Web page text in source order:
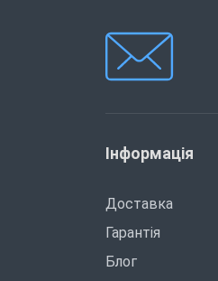
Інформація
Доставка
Гарантія
Блог